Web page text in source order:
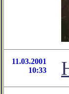
11.03.2001
10:33